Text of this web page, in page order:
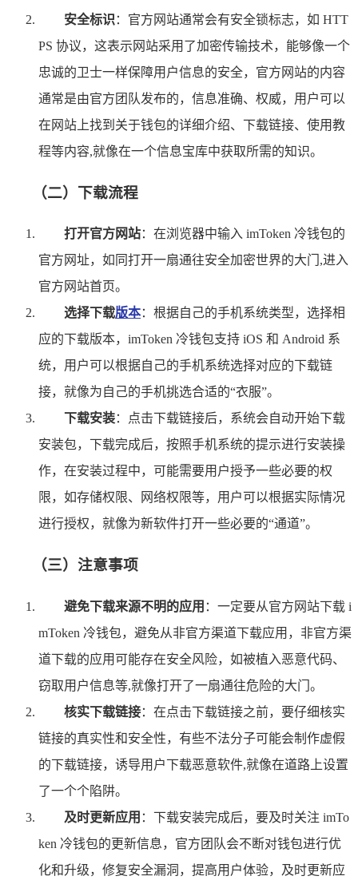
安全标识 ：官方网站通常会有安全锁标志，如 HTT
PS 协议，这表示网站采用了加密传输技术，能够像一个
忠诚的卫士一样保障用户信息的安全，官方网站的内容
通常是由官方团队发布的，信息准确、权威，用户可以
在网站上找到关于钱包的详细介绍、下载链接、使用教
程等内容,就像在一个信息宝库中获取所需的知识。
（二）下载流程
打开官方网站：在浏览器中输入 imToken 冷钱包的
官方网址，如同打开一扇通往安全加密世界的大门,进入
官方网站首页。
选择下载版本：根据自己的手机系统类型，选择相
应的下载版本，imToken 冷钱包支持 iOS 和 Android 系
统，用户可以根据自己的手机系统选择对应的下载链
接，就像为自己的手机挑选合适的“衣服”。
下载安装：点击下载链接后，系统会自动开始下载
安装包，下载完成后，按照手机系统的提示进行安装操
作，在安装过程中，可能需要用户授予一些必要的权
限，如存储权限、网络权限等，用户可以根据实际情况
进行授权，就像为新软件打开一些必要的“通道”。
（三）注意事项
避免下载来源不明的应用 ：一定要从官方网站下载 i
mToken 冷钱包，避免从非官方渠道下载应用，非官方渠
道下载的应用可能存在安全风险，如被植入恶意代码、
窃取用户信息等,就像打开了一扇通往危险的大门。
核实下载链接：在点击下载链接之前，要仔细核实
链接的真实性和安全性，有些不法分子可能会制作虚假
的下载链接，诱导用户下载恶意软件,就像在道路上设置
了一个个陷阱。
及时更新应用 ：下载安装完成后，要及时关注 imTo
ken 冷钱包的更新信息，官方团队会不断对钱包进行优
化和升级，修复安全漏洞，提高用户体验，及时更新应